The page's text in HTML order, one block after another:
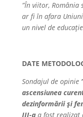
”În viitor, România
ar fi în afara
un nivel de
DATE
Sondajul de opinie
ascensiunea
dezinformării și
III-aa fost realizat